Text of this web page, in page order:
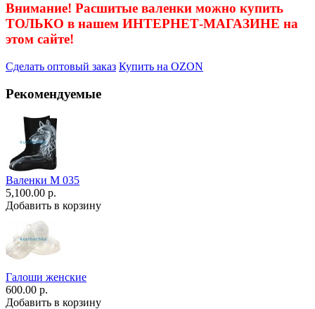
Внимание! Расшитые валенки можно купить
ТОЛЬКО в нашем ИНТЕРНЕТ-МАГАЗИНЕ на
этом сайте!
Сделать оптовый заказ Купить на OZON
Рекомендуемые
Валенки М 035
5,100.00 р.
Добавить в корзину
Галоши женские
600.00 р.
Добавить в корзину